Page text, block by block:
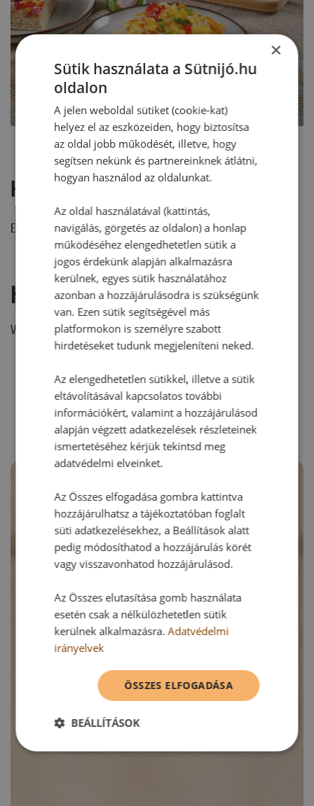
Hozzászólások
Ehhez a recepthez még nem érkezett hozzászólás.
Hozzászólás írása
Vélemény írásához, kérjük,jelentkezz be!
RECEPTAJÁNLÓ
×
Sütik használata a Sütnijó.hu
oldalon
A jelen weboldal sütiket (cookie-kat)
helyez el az eszközeiden, hogy biztosítsa
az oldal jobb működését, illetve, hogy
segítsen nekünk és partnereinknek átlátni,
hogyan használod az oldalunkat.
Az oldal használatával (kattintás,
navigálás, görgetés az oldalon) a honlap
működéséhez elengedhetetlen sütik a
jogos érdekünk alapján alkalmazásra
kerülnek, egyes sütik használatához
azonban a hozzájárulásodra is szükségünk
van. Ezen sütik segítségével más
platformokon is személyre szabott
hirdetéseket tudunk megjeleníteni neked.
Az elengedhetetlen sütikkel, illetve a sütik
eltávolításával kapcsolatos további
információkért, valamint a hozzájárulásod
alapján végzett adatkezelések részleteinek
ismertetéséhez kérjük tekintsd meg
adatvédelmi elveinket.
Az Összes elfogadása gombra kattintva
hozzájárulhatsz a tájékoztatóban foglalt
süti adatkezelésekhez, a Beállítások alatt
pedig módosíthatod a hozzájárulás körét
vagy visszavonhatod hozzájárulásod.
Az Összes elutasítása gomb használata
esetén csak a nélkülözhetetlen sütik
kerülnek alkalmazásra.Adatvédelmi
irányelvek
ÖSSZES ELFOGADÁSA
BEÁLLÍTÁSOK